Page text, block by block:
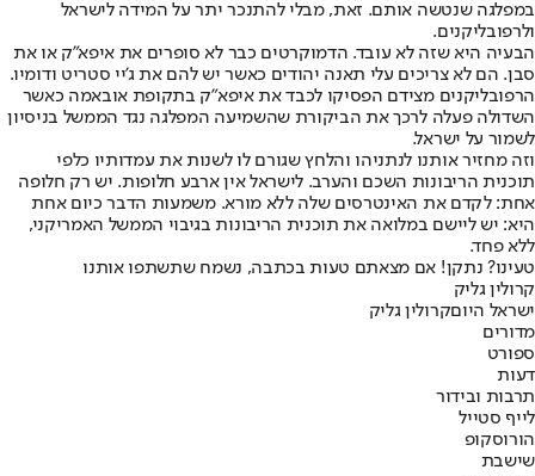
במפלגה שנטשה אותם. זאת, מבלי להתנכר יתר על המידה לישראל
ולרפובליקנים.
הבעיה היא שזה לא עובד. הדמוקרטים כבר לא סופרים את איפא"ק או את
סבן. הם לא צריכים עלי תאנה יהודים כאשר יש להם את ג'יי סטריט ודומיו.
הרפובליקנים מצידם הפסיקו לכבד את איפא"ק בתקופת אובאמה כאשר
השדולה פעלה לרכך את הביקורת שהשמיעה המפלגה נגד הממשל בניסיון
לשמור על ישראל.
וזה מחזיר אותנו לנתניהו והלחץ שגורם לו לשנות את עמדותיו כלפי
תוכנית הריבונות השכם והערב. לישראל אין ארבע חלופות. יש רק חלופה
אחת: לקדם את האינטרסים שלה ללא מורא. משמעות הדבר כיום אחת
היא: יש ליישם במלואה את תוכנית הריבונות בגיבוי הממשל האמריקני,
ללא פחד.
טעינו? נתקן! אם מצאתם טעות בכתבה, נשמח שתשתפו אותנו
קרולין גליק
ישראל היוםקרולין גליק
מדורים
ספורט
דעות
תרבות ובידור
לייף סטייל
הורוסקופ
שישבת